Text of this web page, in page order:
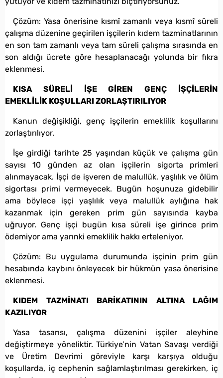
Çözüm: Yasa önerisine kısmî zamanlı veya kısmî süreli
çalışma düzenine geçirilen işçilerin kıdem tazminatlarının
en son tam zamanlı veya tam süreli çalışma sırasında en
son aldığı ücrete göre hesaplanacağı yolunda bir fıkra
eklenmesi.
KISA SÜRELİ İŞE GİREN GENÇ İŞÇİLERİN
EMEKLİLİK KOŞULLARI ZORLAŞTIRILIYOR
Kanun değişikliği, genç işçilerin emeklilik koşullarını
zorlaştırılıyor.
İşe girdiği tarihte 25 yaşından küçük ve çalışma gün
sayısı 10 günden az olan işçilerin sigorta primleri
alınmayacak. İşçi de işveren de malullük, yaşlılık ve ölüm
sigortası primi vermeyecek. Bugün hoşunuza gidebilir
ama böylece işçi yaşlılık veya malullük aylığına hak
kazanmak için gereken prim gün sayısında kayba
uğruyor. Genç işçi bugün kısa süreli işe girince prim
ödemiyor ama yarınki emeklilik hakkı erteleniyor.
Çözüm: Bu uygulama durumunda işçinin prim gün
hesabında kaybını önleyecek bir hükmün yasa önerisine
eklenmesi.
KIDEM TAZMİNATI BARİKATININ ALTINA LAĞIM
KAZILIYOR
Yasa tasarısı, çalışma düzenini işçiler aleyhine
değiştirmeye yöneliktir. Türkiye’nin Vatan Savaşı verdiği
ve Üretim Devrimi göreviyle karşı karşıya olduğu
koşullarda, iç cephenin sağlamlaştırılması gerekirken, iç